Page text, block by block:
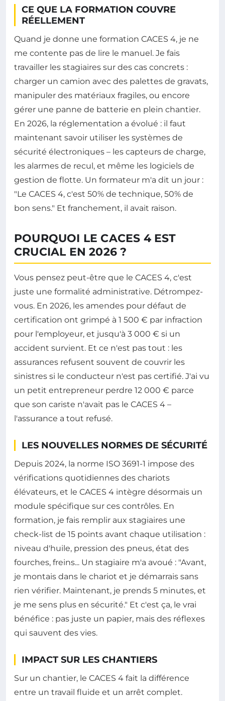
CE QUE LA FORMATION COUVRE
RÉELLEMENT
Quand je donne une formation CACES 4, je ne
me contente pas de lire le manuel. Je fais
travailler les stagiaires sur des cas concrets :
charger un camion avec des palettes de gravats,
manipuler des matériaux fragiles, ou encore
gérer une panne de batterie en plein chantier.
En 2026, la réglementation a évolué : il faut
maintenant savoir utiliser les systèmes de
sécurité électroniques – les capteurs de charge,
les alarmes de recul, et même les logiciels de
gestion de flotte. Un formateur m'a dit un jour :
"Le CACES 4, c'est 50% de technique, 50% de
bon sens." Et franchement, il avait raison.
POURQUOI LE CACES 4 EST
CRUCIAL EN 2026 ?
Vous pensez peut-être que le CACES 4, c'est
juste une formalité administrative. Détrompez-
vous. En 2026, les amendes pour défaut de
certification ont grimpé à 1 500 € par infraction
pour l'employeur, et jusqu'à 3 000 € si un
accident survient. Et ce n'est pas tout : les
assurances refusent souvent de couvrir les
sinistres si le conducteur n'est pas certifié. J'ai vu
un petit entrepreneur perdre 12 000 € parce
que son cariste n'avait pas le CACES 4 –
l'assurance a tout refusé.
LES NOUVELLES NORMES DE SÉCURITÉ
Depuis 2024, la norme ISO 3691-1 impose des
vérifications quotidiennes des chariots
élévateurs, et le CACES 4 intègre désormais un
module spécifique sur ces contrôles. En
formation, je fais remplir aux stagiaires une
check-list de 15 points avant chaque utilisation :
niveau d'huile, pression des pneus, état des
fourches, freins... Un stagiaire m'a avoué : "Avant,
je montais dans le chariot et je démarrais sans
rien vérifier. Maintenant, je prends 5 minutes, et
je me sens plus en sécurité." Et c'est ça, le vrai
bénéfice : pas juste un papier, mais des réflexes
qui sauvent des vies.
IMPACT SUR LES CHANTIERS
Sur un chantier, le CACES 4 fait la différence
entre un travail fluide et un arrêt complet.